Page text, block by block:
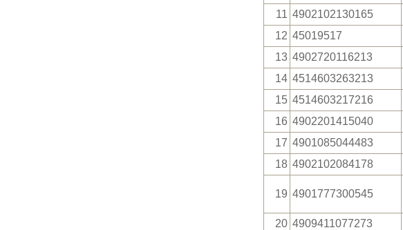
11 4902102130165
12 45019517
13 4902720116213
14 4514603263213
15 4514603217216
16 4902201415040
17 4901085044483
18 4902102084178
19 4901777300545
20 4909411077273